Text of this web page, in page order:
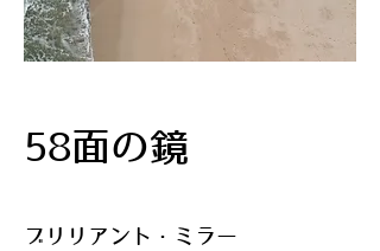
58面の鏡
ブリリアント・ミラー